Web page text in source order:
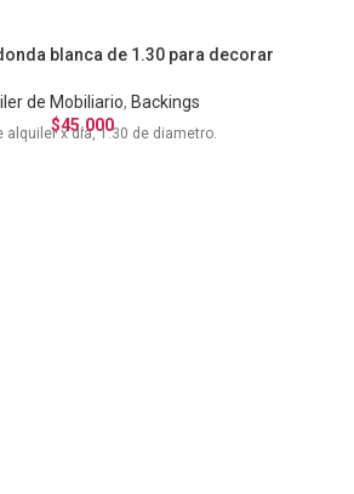
blanca de 1.30 para decorar
de Mobiliario, Backings
$45.000
alquiler x día, 1.30 de diametro.